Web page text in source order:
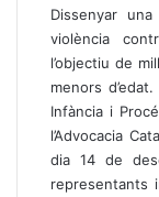
Dissenyar
violència
l’objectiu de
menors
Infància i
l’Advocacia
dia 14 de
representants